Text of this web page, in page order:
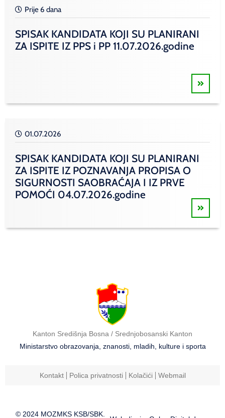
Prije 6 dana
SPISAK KANDIDATA KOJI SU PLANIRANI
ZA ISPITE IZ PPS i PP 11.07.2026.godine
01.07.2026
SPISAK KANDIDATA KOJI SU PLANIRANI
ZA ISPITE IZ POZNAVANJA PROPISA O
SIGURNOSTI SAOBRAĆAJA I IZ PRVE
POMOĆI 04.07.2026.godine
Kanton Središnja Bosna / Srednjobosanski Kanton
Ministarstvo obrazovanja, znanosti, mladih, kulture i sporta
Kontakt Polica privatnosti Kolačići Webmail
© 2024 MOZMKS KSB/SBK.